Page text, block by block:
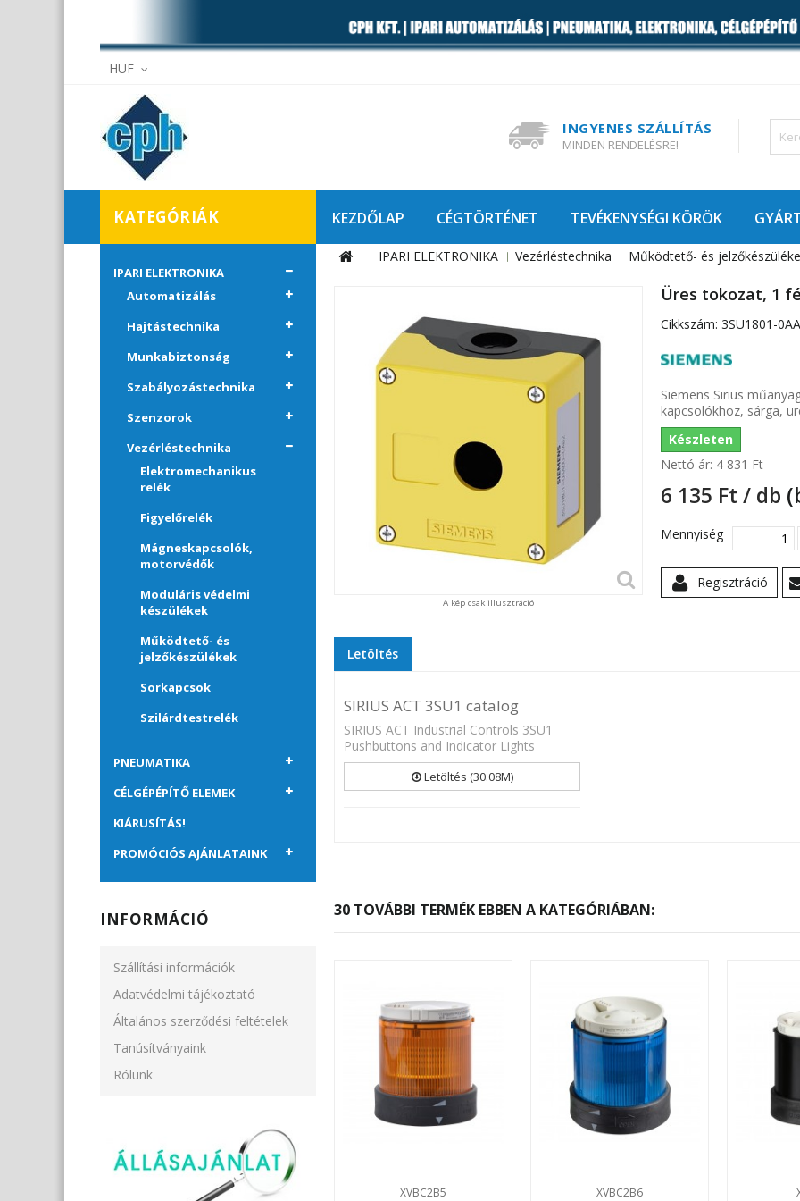
HUF
INGYENES SZÁLLÍTÁS
MINDEN RENDELÉSRE!
KEZDŐLAP CÉGTÖRTÉNET TEVÉKENYSÉGI KÖRÖK
KATEGÓRIÁK
IPARI ELEKTRONIKA
Automatizálás
Hajtástechnika
Munkabiztonság
Szabályozástechnika
Szenzorok
Vezérléstechnika
Elektromechanikus
relék
Figyelőrelék
Mágneskapcsolók,
motorvédők
Moduláris védelmi
készülékek
Működtető- és
jelzőkészülékek
Sorkapcsok
Szilárdtestrelék
PNEUMATIKA
CÉLGÉPÉPÍTŐ ELEMEK
KIÁRUSÍTÁS!
PROMÓCIÓS AJÁNLATAINK
INFORMÁCIÓ
Szállítási információk
Adatvédelmi tájékoztató
Általános szerződési feltételek
Tanúsítványaink
Rólunk
IPARI ELEKTRONIKA Vezérléstechnika Működtető- és
A kép csak illusztráció
Üres tokozat, 1
Cikkszám: 3SU1801-
Siemens Sirius
kapcsolókhoz, sárga,
Készleten
Nettó ár: 4 831 Ft‎
6 135 Ft‎ / db
Mennyiség
Regisztráció
Letöltés
SIRIUS ACT 3SU1 catalog
SIRIUS ACT Industrial Controls 3SU1
Pushbuttons and Indicator Lights
Letöltés (30.08M)
30 TOVÁBBI TERMÉK EBBEN A KATEGÓRIÁBAN:
XVBC2B5 XVBC2B6